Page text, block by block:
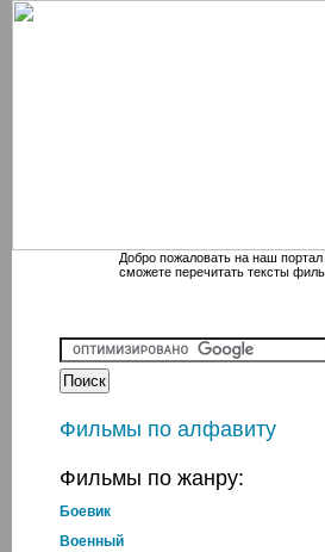
Добро пожаловать на наш
сможете перечитать тексты
Фильмы по алфавиту
Фильмы по жанру:
Боевик
Военный